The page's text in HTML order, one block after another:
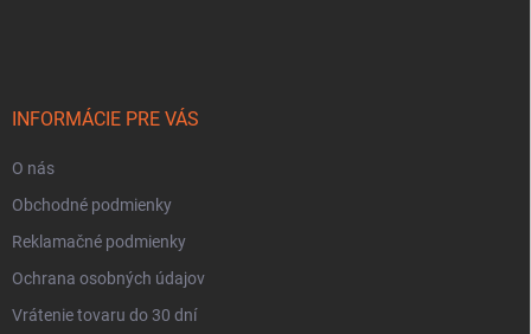
INFORMÁCIE PRE VÁS
O nás
Obchodné podmienky
Reklamačné podmienky
Ochrana osobných údajov
Vrátenie tovaru do 30 dní